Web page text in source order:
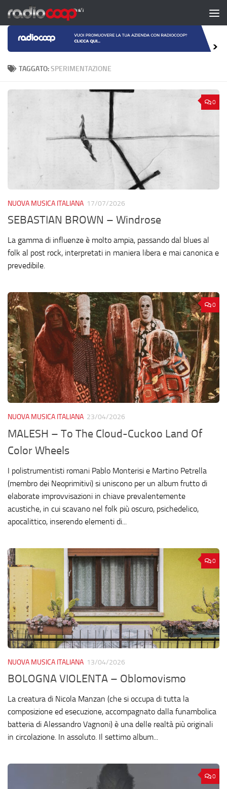
Salta al contenuto
TAGGATO:SPERIMENTAZIONE
0
NUOVA MUSICA ITALIANA 17/07/2026
SEBASTIAN BROWN – Windrose
La gamma di influenze è molto ampia, passando dal blues al
folk al post rock, interpretati in maniera libera e mai canonica e
prevedibile.
0
NUOVA MUSICA ITALIANA 23/04/2026
MALESH – To The Cloud-Cuckoo Land Of
Color Wheels
I polistrumentisti romani Pablo Monterisi e Martino Petrella
(membro dei Neoprimitivi) si uniscono per un album frutto di
elaborate improvvisazioni in chiave prevalentemente
acustiche, in cui scavano nel folk più oscuro, psichedelico,
apocalittico, inserendo elementi di...
0
NUOVA MUSICA ITALIANA 13/04/2026
BOLOGNA VIOLENTA – Oblomovismo
La creatura di Nicola Manzan (che si occupa di tutta la
composizione ed esecuzione, accompagnato dalla funambolica
batteria di Alessandro Vagnoni) è una delle realtà più originali
in circolazione. In assoluto. Il settimo album...
0